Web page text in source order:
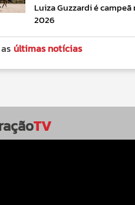
Luiza Guzzardi é
2026
últimas notícias
TV